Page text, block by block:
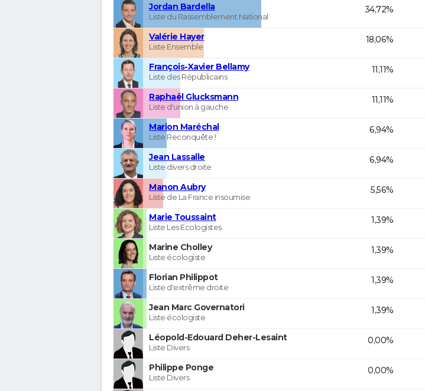
Jordan Bardella
Liste du Rassemblement National
34,72%
Valérie Hayer
Liste Ensemble
18,06%
François-Xavier Bellamy
Liste des Républicains
11,11%
Raphaël Glucksmann
Liste d'union à gauche
11,11%
Marion Maréchal
Liste Reconquête !
6,94%
Jean Lassalle
Liste divers droite
6,94%
Manon Aubry
Liste de La France insoumise
5,56%
Marie Toussaint
Liste Les Ecologistes
1,39%
Marine Cholley
Liste écologiste
1,39%
Florian Philippot
Liste d'extrême droite
1,39%
Jean Marc Governatori
Liste écologiste
1,39%
Léopold-Edouard Deher-Lesaint
Liste Divers
0,00%
Philippe Ponge
Liste Divers
0,00%